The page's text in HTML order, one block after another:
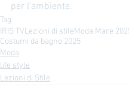
per l'ambiente.
Tag:
IRIS TVLezioni di stileModa Mare
Costumi da bagno 2025
Moda
life style
Lezioni di Stile